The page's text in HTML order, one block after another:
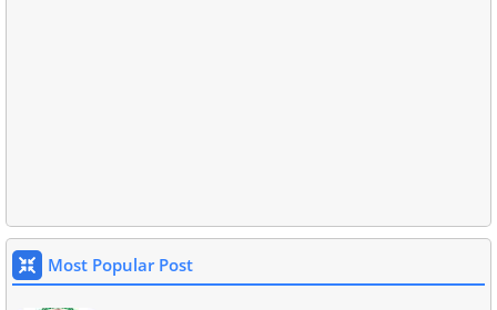
Most Popular Post